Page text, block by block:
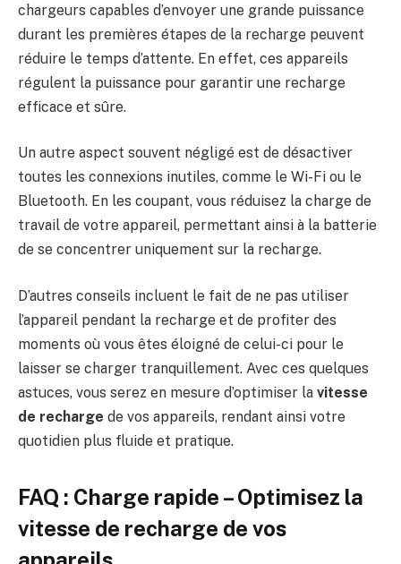
chargeurs capables d’envoyer une grande puissance
durant les premières étapes de la recharge peuvent
réduire le temps d’attente. En effet, ces appareils
régulent la puissance pour garantir une recharge
efficace et sûre.
Un autre aspect souvent négligé est de désactiver
toutes les connexions inutiles, comme le Wi-Fi ou le
Bluetooth. En les coupant, vous réduisez la charge de
travail de votre appareil, permettant ainsi à la batterie
de se concentrer uniquement sur la recharge.
D’autres conseils incluent le fait de ne pas utiliser
l’appareil pendant la recharge et de profiter des
moments où vous êtes éloigné de celui-ci pour le
laisser se charger tranquillement. Avec ces quelques
astuces, vous serez en mesure d’optimiser la vitesse
de recharge de vos appareils, rendant ainsi votre
quotidien plus fluide et pratique.
FAQ : Charge rapide – Optimisez la
vitesse de recharge de vos